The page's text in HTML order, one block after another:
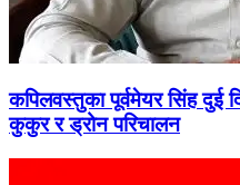
कपिलवस्तुका पूर्वमेयर सिंह दुई
कुकुर र ड्रोन परिचालन